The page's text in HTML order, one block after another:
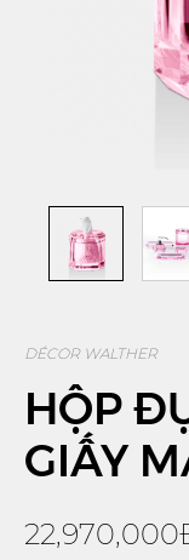
DÉCOR WALTHER
HỘP
GIẤY